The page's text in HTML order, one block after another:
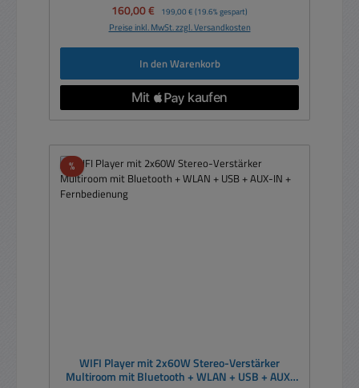
Verkaufspreis:
160,00 € Regulärer Preis:
199,00 € (19.6% gespart)
Preise inkl. MwSt. zzgl. Versandkosten
In den Warenkorb
%Rabatt
WIFI Player mit 2x60W Stereo-Verstärker
Multiroom mit Bluetooth + WLAN + USB + AUX-